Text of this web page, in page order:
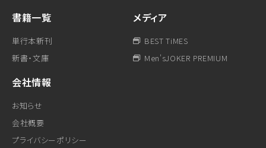
書籍一覧
単行本新刊
新書・文庫
メディア
BEST TiMES
Men'sJOKER PREMIUM
会社情報
お知らせ
会社概要
プライバシーポリシー